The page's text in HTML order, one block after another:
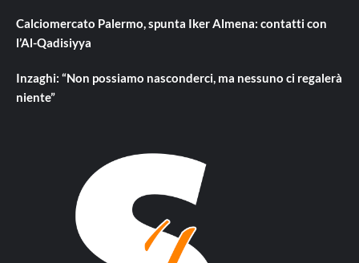
Calciomercato Palermo, spunta Iker Almena: contatti con
l’Al-Qadisiyya
Inzaghi: “Non possiamo nasconderci, ma nessuno ci regalerà
niente”